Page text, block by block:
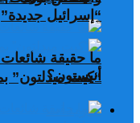
ما حقيقة شائعات
أنيستون؟
تغريدات
“إسرائيل جديدة”
“كيت ميدلتون”